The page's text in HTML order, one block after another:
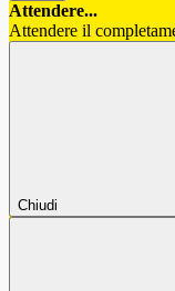
Attendere...
Attendere il
Chiudi